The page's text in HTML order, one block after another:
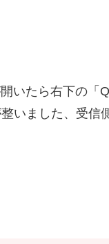
開いたら右下の
いました、受信